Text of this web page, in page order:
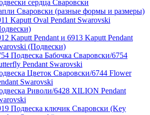
сердца Сваровски
Сваровски (разные формы и размеры)
Kaputt Oval Pendant Swarovski
Kaputt Pendant и 6913 Kaputt Pendant
(Подвески)
Подвеска Бабочка Сваровски/6754
Pendant Swarovski
Цветок Сваровски/6744 Flower
Swarovski
Риволи/6428 XILION Pendant
Подвеска ключик Сваровски (Key